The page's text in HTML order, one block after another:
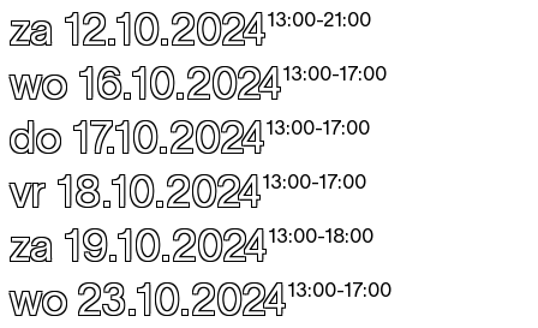
za 12.10.202413:00-21:00
wo 16.10.202413:00-17:00
do 17.10.202413:00-17:00
vr 18.10.202413:00-17:00
za 19.10.202413:00-18:00
wo 23.10.202413:00-17:00